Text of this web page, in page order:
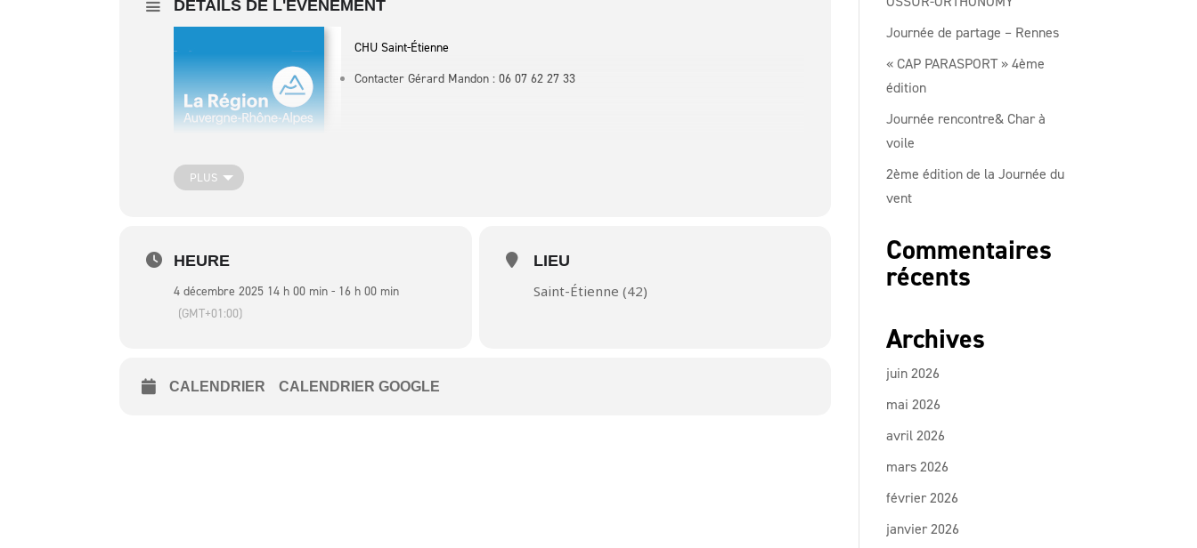
DÉTAILS DE L'ÉVÉNEMENT
CHU Saint-Étienne
Contacter Gérard Mandon : 06 07 62 27 33
PLUS
HEURE
4 décembre 2025 14 h 00 min - 16 h 00 min
(GMT+01:00)
LIEU
Saint-Étienne (42)
CALENDRIER CALENDRIER GOOGLE
Journée de partage – Rennes
« CAP PARASPORT » 4ème
édition
Journée rencontre& Char à
voile
2ème édition de la Journée du
vent
Commentaires
récents
Archives
juin 2026
mai 2026
avril 2026
mars 2026
février 2026
janvier 2026